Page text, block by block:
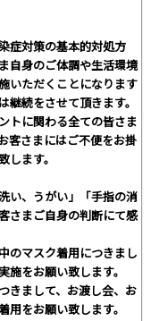
症対策の基本的対処方
自身のご体調や生活環境
いただくことになります
続をさせて頂きます。
トに関わる全ての皆さま
客さまにはご不便をお掛
ます。
い、うがい」「手指の消
さまご自身の判断にて感
のマスク着用につきまし
をお願い致します。
きまして、お渡し会、お
をお願い致します。